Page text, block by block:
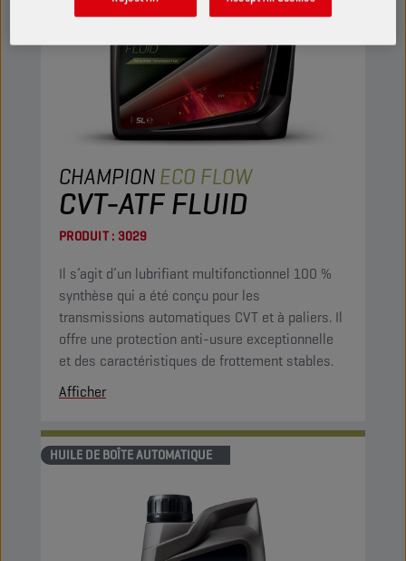
CHAMPIONECO FLOW
CVT-ATF FLUID
PRODUIT : 3029
Il s’agit d’un lubrifiant multifonctionnel 100 %
synthèse qui a été conçu pour les
transmissions automatiques CVT et à paliers. Il
offre une protection anti-usure exceptionnelle
et des caractéristiques de frottement stables.
Afficher
HUILE DE BOÎTE AUTOMATIQUE